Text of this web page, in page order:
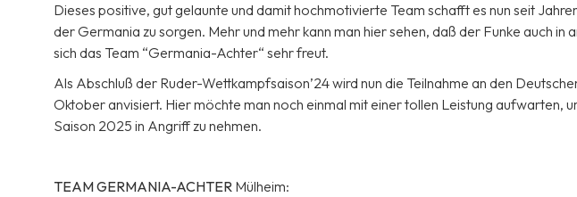
Dieses positive, gut gelaunte und damit hochmotivierte Team schafft es nun seit
der Germania zu sorgen. Mehr und mehr kann man hier sehen, daß der Funke auch
sich das Team “Germania-Achter“ sehr freut.
Als Abschluß der Ruder-Wettkampfsaison’24 wird nun die Teilnahme an den
Oktober anvisiert. Hier möchte man noch einmal mit einer tollen Leistung aufwarten,
Saison 2025 in Angriff zu nehmen.
TEAM GERMANIA-ACHTER Mülheim: